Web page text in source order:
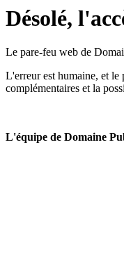
Désolé,
Le pare-feu web de
L'erreur est humaine, et le
complémentaires et la
L'équipe de Domaine